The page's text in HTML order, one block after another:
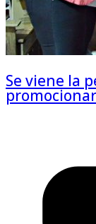
Se viene la